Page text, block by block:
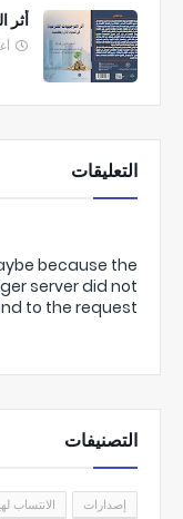
أثر
التعليقات
because the
server did not
to the request.
التصنيفات
إصدارات الانتساب